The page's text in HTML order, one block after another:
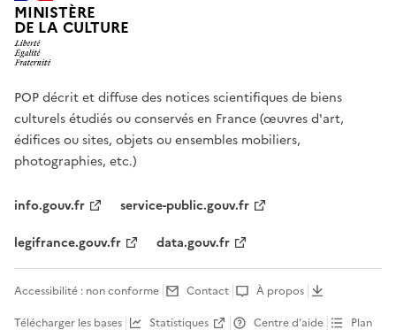
MINISTÈRE
DE LA CULTURE
POP décrit et diffuse des notices scientifiques de biens
culturels étudiés ou conservés en France (œuvres d'art,
édifices ou sites, objets ou ensembles mobiliers,
photographies, etc.)
info.gouv.fr
service-public.gouv.fr
legifrance.gouv.fr
data.gouv.fr
Accessibilité : non conforme Contact
À propos
Télécharger les bases
Statistiques Centre d’aide Plan